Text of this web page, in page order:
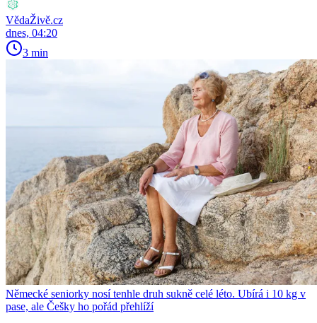
VědaŽivě.cz
dnes, 04:20
3 min
Německé seniorky nosí tenhle druh sukně celé léto. Ubírá i 10 kg v
pase, ale Češky ho pořád přehlíží